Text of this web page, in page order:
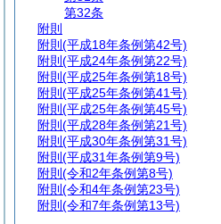
第32条
附則
附則 (平成18年条例第42号)
附則 (平成24年条例第22号)
附則 (平成25年条例第18号)
附則 (平成25年条例第41号)
附則 (平成25年条例第45号)
附則 (平成28年条例第21号)
附則 (平成30年条例第31号)
附則 (平成31年条例第9号)
附則 (令和2年条例第8号)
附則 (令和4年条例第23号)
附則 (令和7年条例第13号)